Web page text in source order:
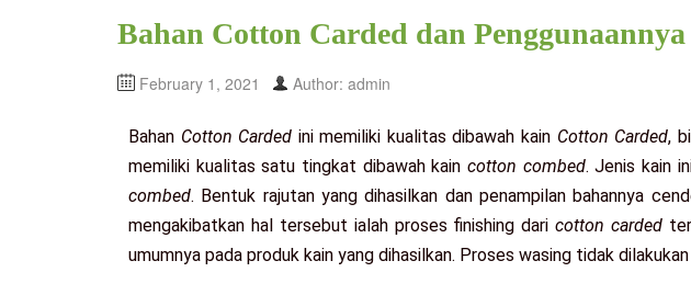
Bahan Cotton Carded dan Penggunaannya
February 1, 2021 Author: admin
Bahan Cotton Carded ini memiliki kualitas dibawah kain Cotton Carded,
memiliki kualitas satu tingkat dibawah kain cotton combed. Jenis kain
combed. Bentuk rajutan yang dihasilkan dan penampilan bahannya
mengakibatkan hal tersebut ialah proses finishing daricotton carded
umumnya pada produk kain yang dihasilkan. Proses wasing tidak